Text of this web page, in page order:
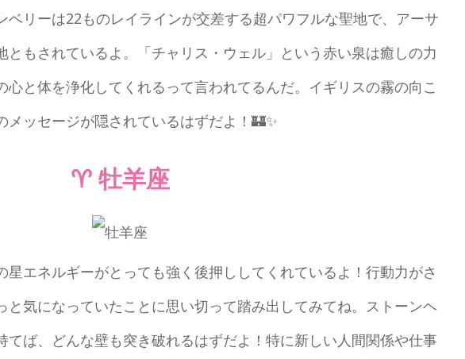
ベリーは22ものレイラインが交差する超パワフルな聖地で、アーサ
ともされているよ。「チャリス・ウェル」という赤い泉は癒しの力
心と体を浄化してくれるって言われてるんだ。イギリスの霧の向こ
メッセージが隠されているはずだよ！🏰✨
♈ 牡羊座
エネルギーがとっても強く後押ししてくれているよ！行動力がさ
と気になっていたことに思い切って踏み出してみてね。ストーンヘ
てば、どんな壁も突き破れるはずだよ！特に新しい人間関係や仕事